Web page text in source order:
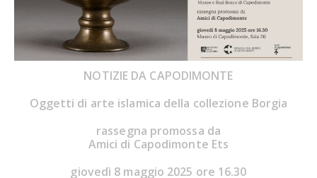
NOTIZIE DA CAPODIMONTE
Oggetti di arte islamica della collezione Borgia
rassegna promossa da
Amici di Capodimonte Ets
giovedì 8 maggio 2025 ore 16.30